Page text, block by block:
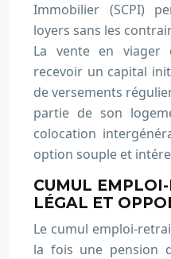
Immobilier (SCPI)
loyers sans les
La vente en viager
recevoir un capital
de versements
partie de son
colocation
option souple et
CUMUL
LÉGAL ET
Le cumul emploi-
la fois une pension